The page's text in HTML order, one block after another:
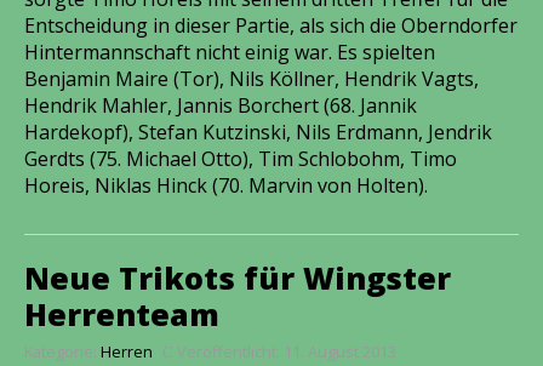
Entscheidung in dieser Partie, als sich die Oberndorfer
Hintermannschaft nicht einig war. Es spielten
Benjamin Maire (Tor), Nils Köllner, Hendrik Vagts,
Hendrik Mahler, Jannis Borchert (68. Jannik
Hardekopf), Stefan Kutzinski, Nils Erdmann, Jendrik
Gerdts (75. Michael Otto), Tim Schlobohm, Timo
Horeis, Niklas Hinck (70. Marvin von Holten).
Neue Trikots für Wingster
Herrenteam
Kategorie: Herren
Veröffentlicht: 11. August 2013